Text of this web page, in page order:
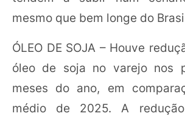
mesmo que bem longe do
ÓLEO DE SOJA – Houve
óleo de soja no varejo nos
meses do ano, em
médio de 2025. A